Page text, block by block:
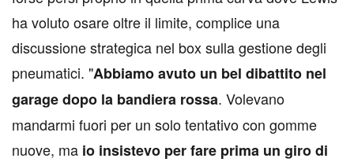
ha voluto osare oltre il limite, complice una
discussione strategica nel box sulla gestione degli
pneumatici. "Abbiamo avuto un bel dibattito nel
garage dopo la bandiera rossa. Volevano
mandarmi fuori per un solo tentativo con gomme
nuove, ma io insistevo per fare prima un giro di